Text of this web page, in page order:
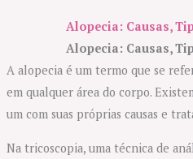
Alopecia: Causas,
Alopecia: Causas,
A alopecia é um termo que se
em qualquer área do corpo.
um com suas próprias causas e
Na tricoscopia, uma técnica de